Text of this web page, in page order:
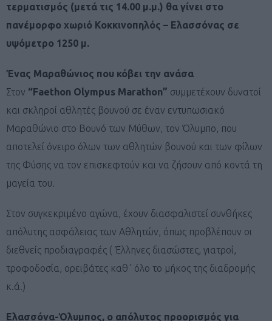
τερματισμός (μετά τις 14.00 μ.μ.) θα γίνει στο
πανέμορφο χωριό Κοκκινοπηλός – Ελασσόνας σε
υψόμετρο 1250 μ.
Ένας Μαραθώνιος που κόβει την ανάσα
Στον “Faethon Olympus Marathon” συμμετέχουν δυνατοί
και σκληροί αθλητές βουνού σε έναν εντυπωσιακό
Μαραθώνιο στο Βουνό των Μύθων, τον Όλυμπο, που
αποτελεί όνειρο όλων των αθλητών βουνού και των φίλων
της Φύσης να τον επισκεφτούν και να ζήσουν από κοντά τη
μαγεία του.
Στον συγκεκριμένο αγώνα, έχουν διασφαλιστεί συνθήκες
απόλυτης ασφάλειας των Αθλητών, όπως προβλέπουν οι
διεθνείς προδιαγραφές ( Έλληνες διασώστες, γιατροί,
τροφοδοσία, ορειβάτες καθ΄ όλο το μήκος της διαδρομής
κ.ά.)
Ελασσόνα-Όλυμπος, ο απόλυτος προορισμός για